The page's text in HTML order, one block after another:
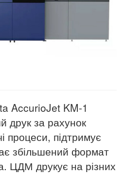
AccurioJet KM-1
друк за рахунок
процеси, підтримує
збільшений формат
ЦДМ друкує на різних